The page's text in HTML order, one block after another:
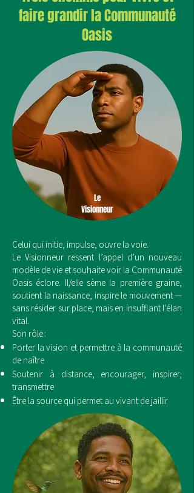
faire grandir la Communauté
Oasis
Le
Visionneur
Celui qui initie, impulse, ouvre la voie.
Le Visionneur ressent l’appel d’un nouveau
modèle de vie et souhaite voir la Communauté
Oasis éclore. Il/elle sème la première graine,
soutient la naissance, inspire le mouvement —
sans résider sur place, mais en insufflant l’élan
vital.
Son rôle :
Porter la vision et permettre à la communauté
de naître
Soutenir à distance, encourager, inspirer,
transmettre
Être la source qui permet au vivant de jaillir